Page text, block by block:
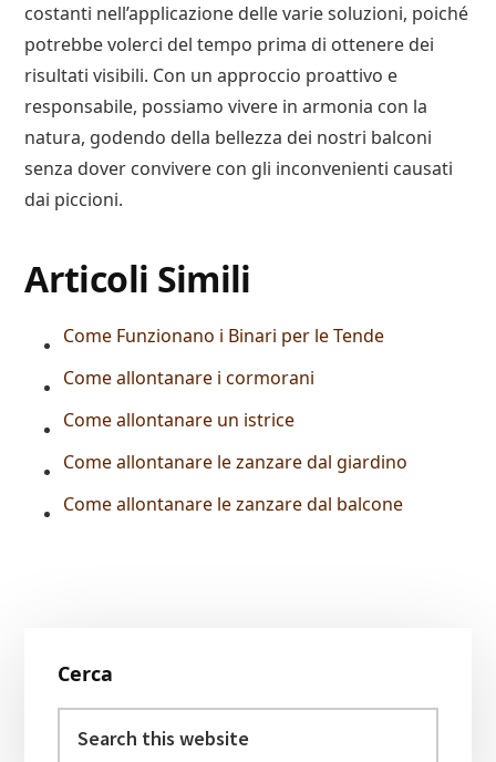
costanti nell’applicazione delle varie soluzioni, poiché
potrebbe volerci del tempo prima di ottenere dei
risultati visibili. Con un approccio proattivo e
responsabile, possiamo vivere in armonia con la
natura, godendo della bellezza dei nostri balconi
senza dover convivere con gli inconvenienti causati
dai piccioni.
Articoli Simili
Come Funzionano i Binari per le Tende
Come allontanare i cormorani
Come allontanare un istrice
Come allontanare le zanzare dal giardino
Come allontanare le zanzare dal balcone
Sidebar
Cerca
this